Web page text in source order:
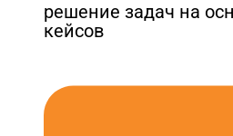
решение задач на
кейсов